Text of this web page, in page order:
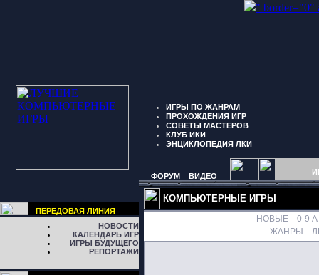
" border="0"
ИГРЫ ПО ЖАНРАМ
ПРОХОЖДЕНИЯ ИГР
СОВЕТЫ МАСТЕРОВ
КЛУБ ИКИ
ЭНЦИКЛОПЕДИЯ ЛКИ
ФОРУМ ВИДЕО
ПЕРЕДОВАЯ ЛИНИЯ
НОВОСТИ
КАЛЕНДАРЬ ИГР
ИГРЫ БУДУЩЕГО
РЕПОРТАЖИ
КОМПЬЮТЕРНЫЕ ИГРЫ
НОВЫЕ 0-9 A
ЖАНРЫ